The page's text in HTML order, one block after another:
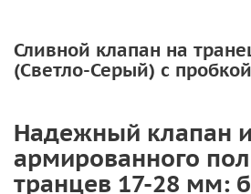
Сливной клапан на
(Светло-Серый) с
Надежный клапан
армированного
транцев 17-28 мм: